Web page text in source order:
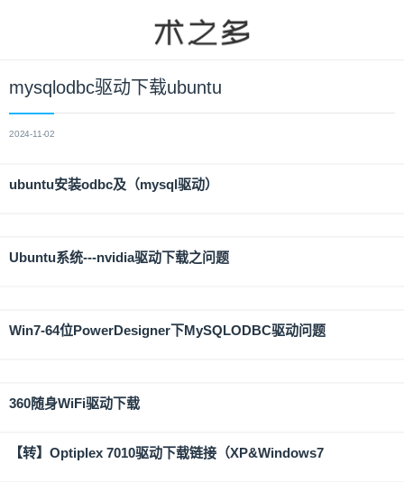
mysqlodbc驱动下载ubuntu
2024-11-02
ubuntu安装odbc及（mysql驱动）
Ubuntu系统---nvidia驱动下载之问题
Win7-64位PowerDesigner下MySQLODBC驱动问题
360随身WiFi驱动下载
【转】Optiplex 7010驱动下载链接（XP&Windows7